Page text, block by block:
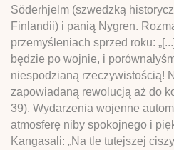
Söderhjelm (szwedzką
Finlandii) i panią Nygren.
przemyśleniach sprzed roku:
będzie po wojnie, i
niespodzianą rzeczywistością!
zapowiadaną rewolucją aż do
39). Wydarzenia wojenne
atmosferę niby spokojnego i
Kangasali: „Na tle tutejszej